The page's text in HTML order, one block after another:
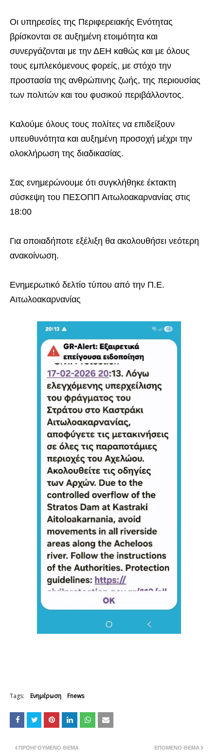
Οι υπηρεσίες της Περιφερειακής Ενότητας
βρίσκονται σε αυξημένη ετοιμότητα και
συνεργάζονται με την ΔΕΗ καθώς και με όλους
τους εμπλεκόμενους φορείς, με στόχο την
προστασία της ανθρώπινης ζωής, της περιουσίας
των πολιτών και του φυσικού περιβάλλοντος.
Καλούμε όλους τους πολίτες να επιδείξουν
υπευθυνότητα και αυξημένη προσοχή μέχρι την
ολοκλήρωση της διαδικασίας.
Σας ενημερώνουμε ότι συγκλήθηκε έκτακτη
σύσκεψη του ΠΕΣΟΠΠ Αιτωλοακαρνανίας στις
18:00
Για οποιαδήποτε εξέλιξη θα ακολουθήσει νεότερη
ανακοίνωση.
Ενημερωτικό δελτίο τύπου από την Π.Ε.
Αιτωλοακαρνανίας
Tags: Ενημέρωση Fnews
ΕΠΌΜΕΝΟ ΘΈΜΑ
ΠΡΟΗΓΟΎΜΕΝΟ ΘΈΜΑ